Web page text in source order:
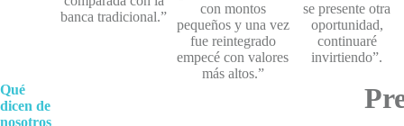
banca tradicional.”
con montos
pequeños y una vez
fue reintegrado
empecé con valores
más altos.”
se presente otra
oportunidad,
continuaré
invirtiendo”.
Qué
dicen de
nosotros